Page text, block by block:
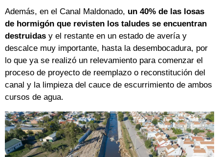
Además, en el Canal Maldonado, un 40% de las losas
de hormigón que revisten los taludes se encuentran
destruidas y el restante en un estado de avería y
descalce muy importante, hasta la desembocadura, por
lo que ya se realizó un relevamiento para comenzar el
proceso de proyecto de reemplazo o reconstitución del
canal y la limpieza del cauce de escurrimiento de ambos
cursos de agua.